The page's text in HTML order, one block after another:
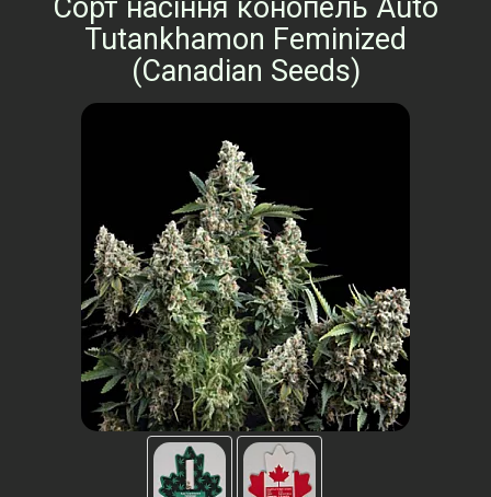
Сорт насіння конопель Auto
Tutankhamon Feminized
(Canadian Seeds)